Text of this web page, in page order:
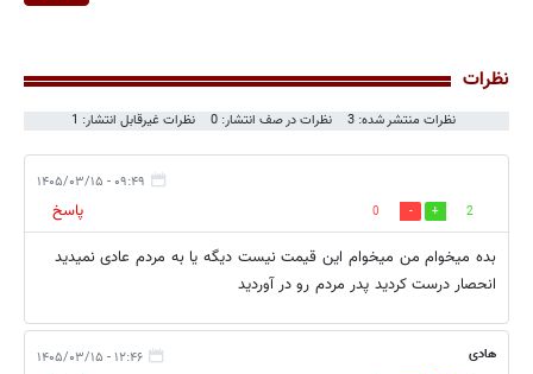
نظرات
نظرات منتشر شده: 3 نظرات در صف انتشار: 0 نظرات غیرقابل انتشار: 1
۰۹:۴۹ - ۱۴۰۵/۰۳/۱۵
2
0
پاسخ
بده میخوام من میخوام این قیمت نیست دیگه یا به مردم عادی نمیدید
انحصار درست کردید پدر مردم رو در آوردید
هادی ۱۲:۴۶ - ۱۴۰۵/۰۳/۱۵